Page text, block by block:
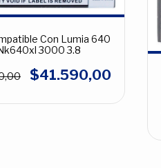
Con Lumia 640
3000 3.8
$41.590,00